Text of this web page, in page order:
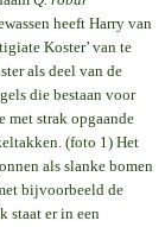
heeft Harry van
Koster’ van te
als deel van de
die bestaan voor
met strak opgaande
(foto 1) Het
als slanke bomen
bijvoorbeeld de
staat er in een